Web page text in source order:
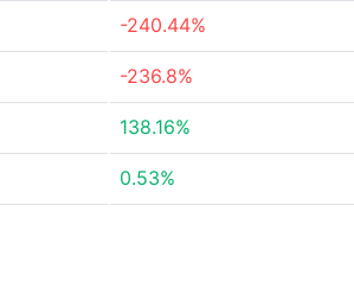
-240.44%
-236.8%
138.16%
0.53%